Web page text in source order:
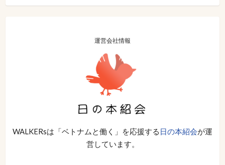
運営会社情報
WALKERsは「ベトナムと働く」を応援する 日の本紹会が運
営しています。